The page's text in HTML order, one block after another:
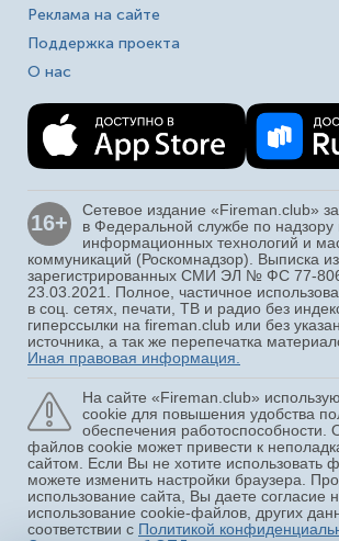
Реклама на сайте
Поддержка проекта
О нас
16+
Сетевое издание «Fireman.club»
в Федеральной службе по надзору
информационных технологий и
коммуникаций (Роскомнадзор). Выписка
зарегистрированных СМИ ЭЛ № ФС 77-
23.03.2021. Полное, частичное
в соц. сетях, печати, ТВ и радио без
гиперссылки на fireman.club или без
источника, а так же перепечатка
Иная правовая информация.
На сайте «Fireman.club»
cookie для повышения удобства
обеспечения работоспособности.
файлов cookie может привести к
сайтом. Если Вы не хотите использовать
можете изменить настройки браузера.
использование сайта, Вы даете согласие
использование cookie-файлов, других
соответствии с Политикой